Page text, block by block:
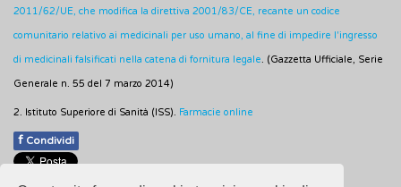
2011/62/UE, che modifica la direttiva 2001/83/CE, recante un codice
comunitario relativo ai medicinali per uso umano, al fine di impedire l'ingresso
di medicinali falsificati nella catena di fornitura legale. (Gazzetta Ufficiale, Serie
Generale n. 55 del 7 marzo 2014)
2. Istituto Superiore di Sanità (ISS). Farmacie online
f Condividi